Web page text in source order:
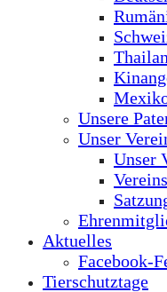
Unsere
Unser
Unser
Aktuelles
Facebook-
Tierschutztage